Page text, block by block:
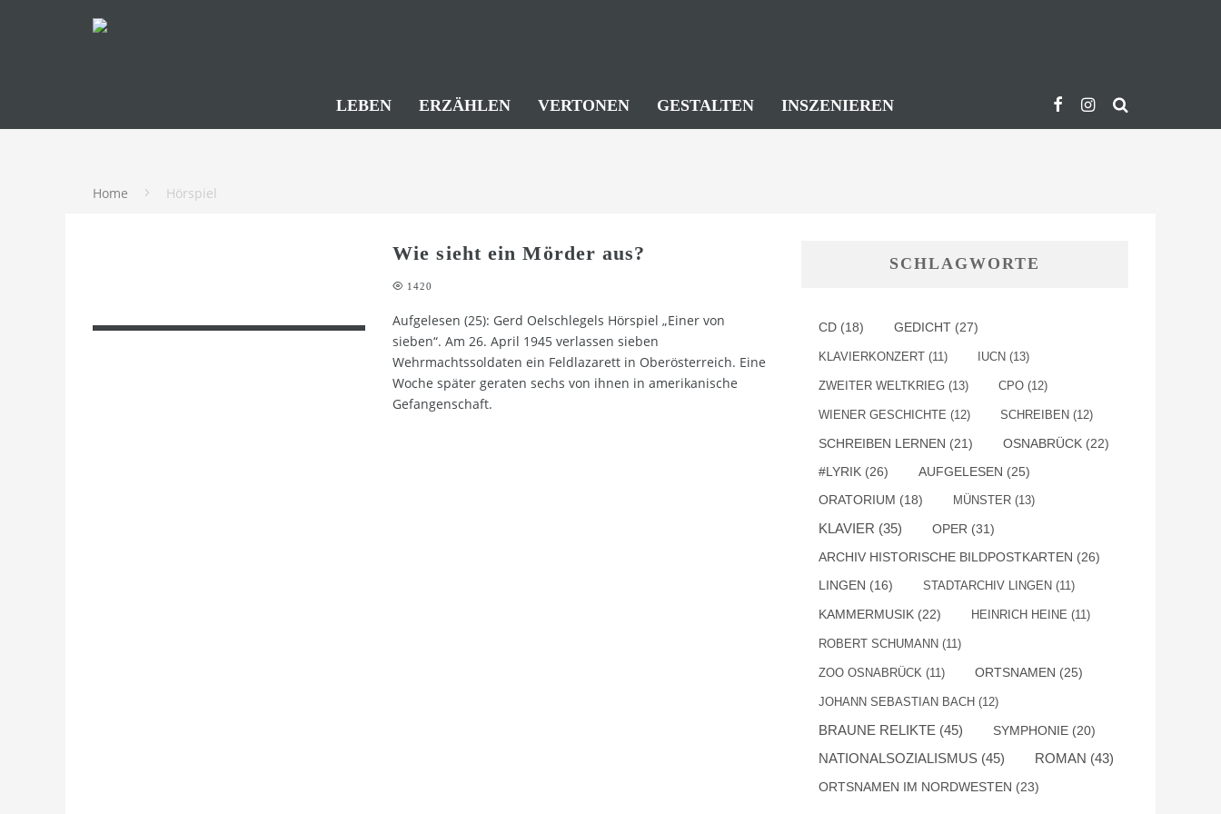
LEBEN ERZÄHLEN VERTONEN GESTALTEN INSZENIEREN
Home Hörspiel
Wie sieht ein Mörder aus?
1420
Aufgelesen (25): Gerd Oelschlegels Hörspiel „Einer von
sieben“. Am 26. April 1945 verlassen sieben
Wehrmachtssoldaten ein Feldlazarett in Oberösterreich. Eine
Woche später geraten sechs von ihnen in amerikanische
Gefangenschaft.
SCHLAGWORTE
CD (18) GEDICHT (27)
KLAVIERKONZERT (11) IUCN (13)
ZWEITER WELTKRIEG (13) CPO (12)
WIENER GESCHICHTE (12) SCHREIBEN (12)
SCHREIBEN LERNEN (21) OSNABRÜCK (22)
#LYRIK (26) AUFGELESEN (25)
ORATORIUM (18) MÜNSTER (13)
KLAVIER (35) OPER (31)
ARCHIV HISTORISCHE BILDPOSTKARTEN (26)
LINGEN (16) STADTARCHIV LINGEN (11)
KAMMERMUSIK (22) HEINRICH HEINE (11)
ROBERT SCHUMANN (11)
ZOO OSNABRÜCK (11) ORTSNAMEN (25)
JOHANN SEBASTIAN BACH (12)
BRAUNE RELIKTE (45) SYMPHONIE (20)
NATIONALSOZIALISMUS (45) ROMAN (43)
ORTSNAMEN IM NORDWESTEN (23)